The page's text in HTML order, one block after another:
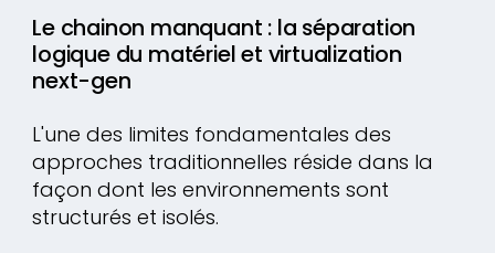
Le chainon manquant : la séparation
logique du matériel et virtualization
next-gen
L'une des limites fondamentales des
approches traditionnelles réside dans la
façon dont les environnements sont
structurés et isolés.